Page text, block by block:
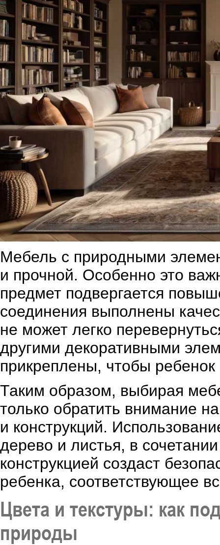
Мебель с природными
и прочной. Особенно это
предмет подвергается
соединения выполнены
не может легко
другими декоративными
прикреплены, чтобы ребенок
Таким образом, выбирая
только обратить внимание
и конструкций.
дерево и листья, в
конструкцией создаст
ребенка, соответствующее
Цвета и текстуры: как
природы